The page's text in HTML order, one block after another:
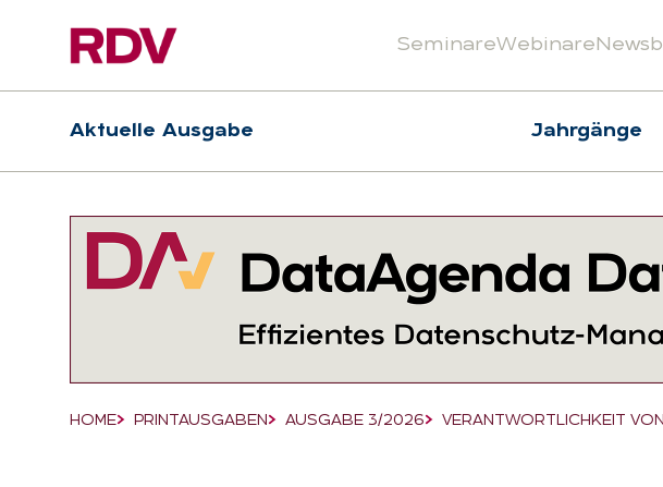
Suchfeld
SeminareWebinare
Hauptnavigation
Aktuelle Ausgabe Jahrgänge
Breadcrumb-Navigation
HOME PRINTAUSGABEN AUSGABE 3/2026 VERANTWORTLICHKEIT